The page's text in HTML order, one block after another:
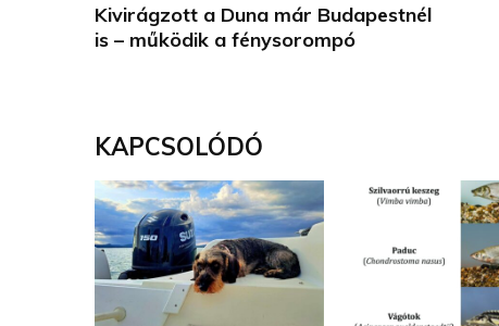
Kivirágzott a Duna már Budapestnél
is – működik a fénysorompó
KAPCSOLÓDÓ